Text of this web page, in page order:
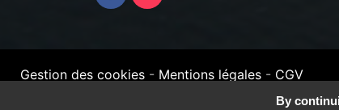
Gestion des cookies - Mentions légales - CGV
By